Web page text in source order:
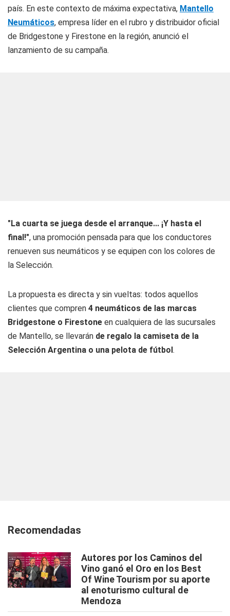
país. En este contexto de máxima expectativa, Mantello
Neumáticos, empresa líder en el rubro y distribuidor oficial
de Bridgestone y Firestone en la región, anunció el
lanzamiento de su campaña.
"La cuarta se juega desde el arranque... ¡Y hasta el
final!", una promoción pensada para que los conductores
renueven sus neumáticos y se equipen con los colores de
la Selección.
La propuesta es directa y sin vueltas: todos aquellos
clientes que compren 4 neumáticos de las marcas
Bridgestone o Firestone en cualquiera de las sucursales
de Mantello, se llevarán de regalo la camiseta de la
Selección Argentina o una pelota de fútbol.
Recomendadas
Autores por los Caminos del
Vino ganó el Oro en los Best
Of Wine Tourism por su aporte
al enoturismo cultural de
Mendoza